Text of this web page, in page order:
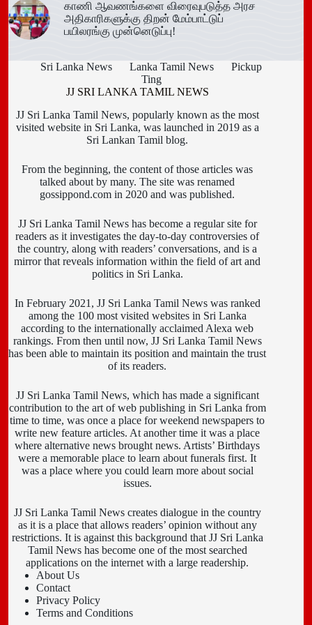
காணி ஆவணங்களை விரைவுபடுத்த அரச
அதிகாரிகளுக்கு திறன் மேம்பாட்டுப்
பயிலரங்கு முன்னெடுப்பு!
Sri Lanka News Lanka Tamil News
Pickup
Ting
JJ SRI LANKA TAMIL NEWS
JJ Sri Lanka Tamil News, popularly known as the most
visited website in Sri Lanka, was launched in 2019 as a
Sri Lankan Tamil blog.
From the beginning, the content of those articles was
talked about by many. The site was renamed
gossippond.com in 2020 and was published.
JJ Sri Lanka Tamil News has become a regular site for
readers as it investigates the day-to-day controversies of
the country, along with readers’ conversations, and is a
mirror that reveals information within the field of art and
politics in Sri Lanka.
In February 2021, JJ Sri Lanka Tamil News was ranked
among the 100 most visited websites in Sri Lanka
according to the internationally acclaimed Alexa web
rankings. From then until now, JJ Sri Lanka Tamil News
has been able to maintain its position and maintain the trust
of its readers.
JJ Sri Lanka Tamil News, which has made a significant
contribution to the art of web publishing in Sri Lanka from
time to time, was once a place for weekend newspapers to
write new feature articles. At another time it was a place
where alternative news brought news. Artists’ Birthdays
were a memorable place to learn about funerals first. It
was a place where you could learn more about social
issues.
JJ Sri Lanka Tamil News creates dialogue in the country
as it is a place that allows readers’ opinion without any
restrictions. It is against this background that JJ Sri Lanka
Tamil News has become one of the most searched
applications on the internet with a large readership.
About Us
Contact
Privacy Policy
Terms and Conditions